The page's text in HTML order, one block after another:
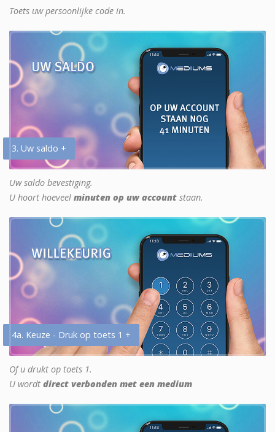
Toets uw persoonlijke code in.
3. Uw saldo +
Uw saldo bevestiging.
U hoort hoeveel minuten op uw account staan.
4a. Keuze - Druk op toets 1 +
Of u drukt op toets 1.
U wordt direct verbonden met een medium